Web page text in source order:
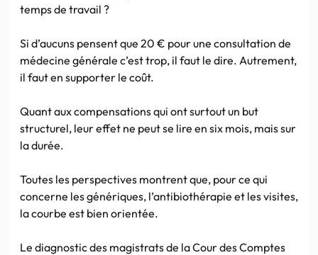
temps de travail ?
Si d’aucuns pensent que 20 € pour une consultation de
médecine générale c’est trop, il faut le dire. Autrement,
il faut en supporter le coût.
Quant aux compensations qui ont surtout un but
structurel, leur effet ne peut se lire en six mois, mais sur
la durée.
Toutes les perspectives montrent que, pour ce qui
concerne les génériques, l’antibiothérapie et les visites,
la courbe est bien orientée.
Le diagnostic des magistrats de la Cour des Comptes